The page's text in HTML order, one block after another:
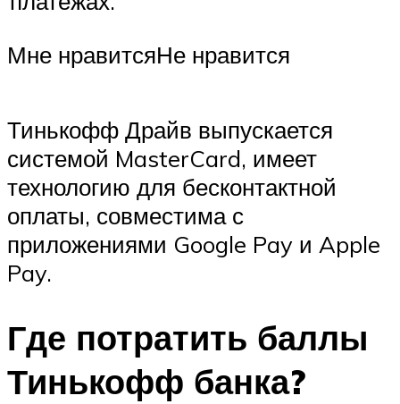
Мне нравитсяНе нравится
Тинькофф Драйв выпускается
системой MasterCard, имеет
технологию для бесконтактной
оплаты, совместима с
приложениями Google Pay и Apple
Pay.
Где потратить баллы
Тинькофф банка?